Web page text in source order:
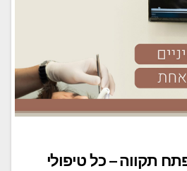
תקווה – כל טיפולי